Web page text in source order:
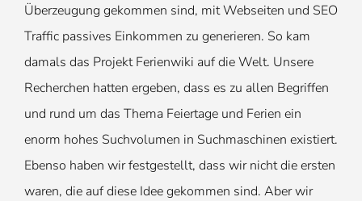
Überzeugung gekommen sind, mit Webseiten und SEO
Traffic passives Einkommen zu generieren. So kam
damals das Projekt Ferienwiki auf die Welt. Unsere
Recherchen hatten ergeben, dass es zu allen Begriffen
und rund um das Thema Feiertage und Ferien ein
enorm hohes Suchvolumen in Suchmaschinen existiert.
Ebenso haben wir festgestellt, dass wir nicht die ersten
waren, die auf diese Idee gekommen sind. Aber wir